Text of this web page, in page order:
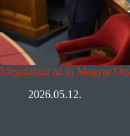
Megalakult az új Magyar
2026.05.12.